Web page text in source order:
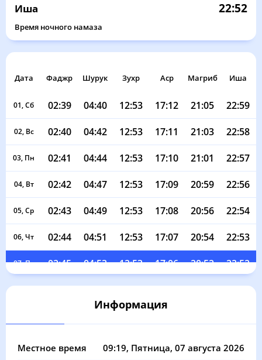
Иша 22:52
Время ночного намаза
Дата Фаджр Шурук Зухр Аср Магриб Иша
01, Сб 02:39 04:40 12:53 17:12 21:05 22:59
02, Вс 02:40 04:42 12:53 17:11 21:03 22:58
03, Пн 02:41 04:44 12:53 17:10 21:01 22:57
04, Вт 02:42 04:47 12:53 17:09 20:59 22:56
05, Ср 02:43 04:49 12:53 17:08 20:56 22:54
06, Чт 02:44 04:51 12:53 17:07 20:54 22:53
07, Пт 02:45 04:53 12:53 17:06 20:52 22:52
02:45 04:55 12:53 17:05 20:49 22:51
04:59 12:52 17:02 22:48
Информация
Местное время 09:19, Пятница, 07 августа 2026